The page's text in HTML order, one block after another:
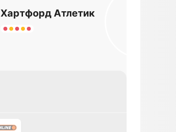
Хартфорд Атлетик